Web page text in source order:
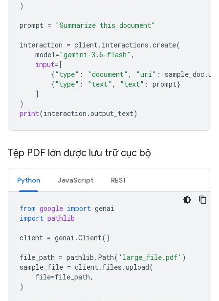
)
prompt = "Summarize this document"
interaction = client. interactions .create(
model="gemini-3.6-flash" ,
input=[
{"type" : "document" , "uri" : sample_doc.
{"type" : "text" , "text" : prompt}
]
)
print(interaction .output_text)
Tệp PDF lớn được lưu trữ cục bộ
Python JavaScript REST
from google import genai
import pathlib
client = genai .Client()
file_path = pathlib . Path( 'large_file.pdf' )
sample_file = client. files .upload(
file=file_path,
)